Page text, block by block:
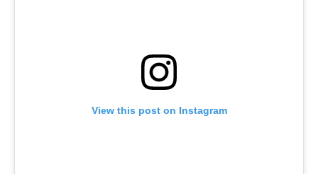
View this post on Instagram